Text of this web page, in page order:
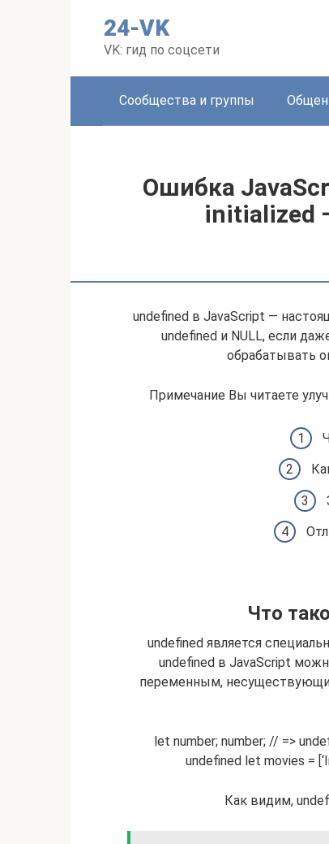
24-VK
VK: гид по соцсети
Сообщества и группы
Ошибка
initialized
undefined в JavaScript —
undefined и NULL, если
обрабатывать
Примечание Вы читаете
Что
undefined является
undefined в JavaScript
переменным,
let number; number; // =>
undefined let movies =
Как видим,